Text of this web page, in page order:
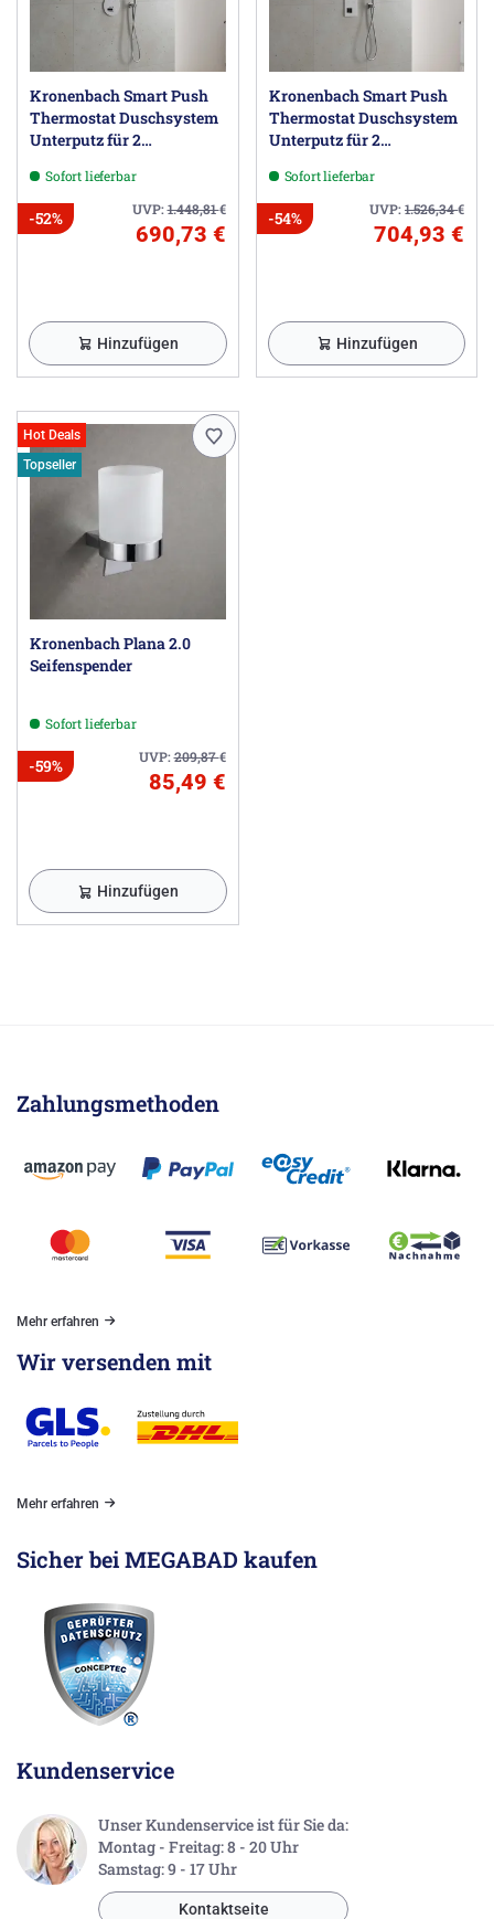
Kronenbach Smart Push
Thermostat Duschsystem
Unterputz für 2
Sofort lieferbar
UVP:1.448,81€
-52%
690,73 €
Hinzufügen
Kronenbach Smart Push
Thermostat Duschsystem
Unterputz für 2
Sofort lieferbar
UVP:1.526,34€
-54%
704,93 €
Hinzufügen
Hot Deals
Topseller
Kronenbach Plana 2.0
Seifenspender
Sofort lieferbar
UVP:209,87€
-59%
85,49 €
Hinzufügen
Zahlungsmethoden
Mehr erfahren
Wir versenden mit
Mehr erfahren
Sicher bei MEGABAD kaufen
Kundenservice
Unser Kundenservice ist für Sie da:
Montag - Freitag: 8 - 20 Uhr
Samstag: 9 - 17 Uhr
Kontaktseite